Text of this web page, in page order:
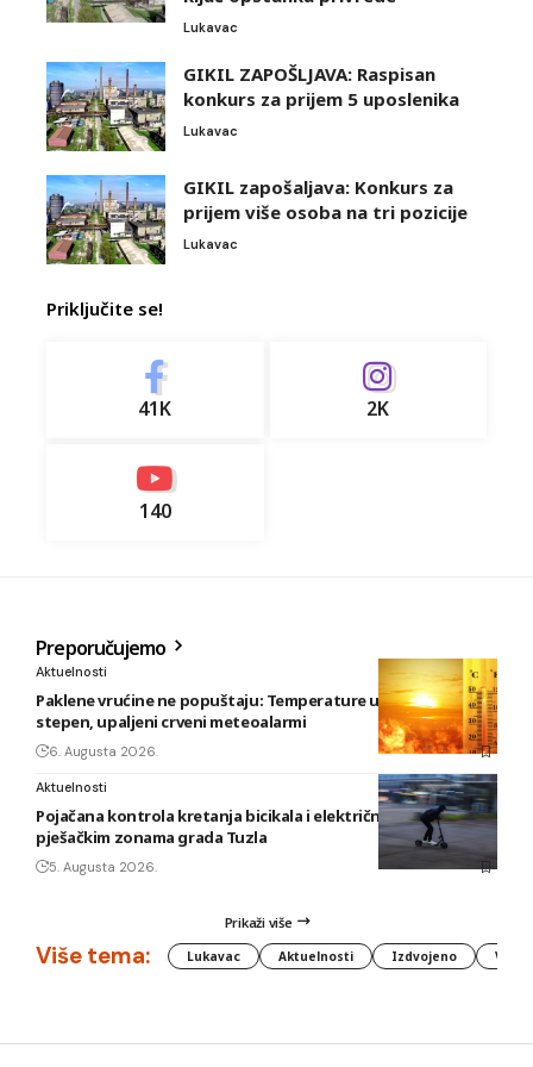
Lukavac
GIKIL ZAPOŠLJAVA: Raspisan
konkurs za prijem 5 uposlenika
Lukavac
GIKIL zapošaljava: Konkurs za
prijem više osoba na tri pozicije
Lukavac
Priključite se!
41K 2K
140
Preporučujemo
Aktuelnosti
Paklene vrućine ne popuštaju: Temperature u BiH i do 41
stepen, upaljeni crveni meteoalarmi
6. Augusta 2026.
Aktuelnosti
Pojačana kontrola kretanja bicikala i električnih romobila u
pješačkim zonama grada Tuzla
5. Augusta 2026.
Prikaži više
Više tema: Lukavac Aktuelnosti Izdvojeno